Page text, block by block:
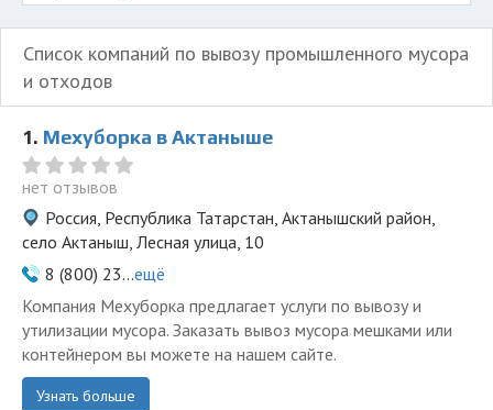
Список компаний по вывозу промышленного мусора
и отходов
1. Мехуборка в Актаныше
нет отзывов
Россия, Республика Татарстан, Актанышский район,
село Актаныш, Лесная улица, 10
8 (800) 23...ещё
Компания Мехуборка предлагает услуги по вывозу и
утилизации мусора. Заказать вывоз мусора мешками или
контейнером вы можете на нашем сайте.
Узнать больше